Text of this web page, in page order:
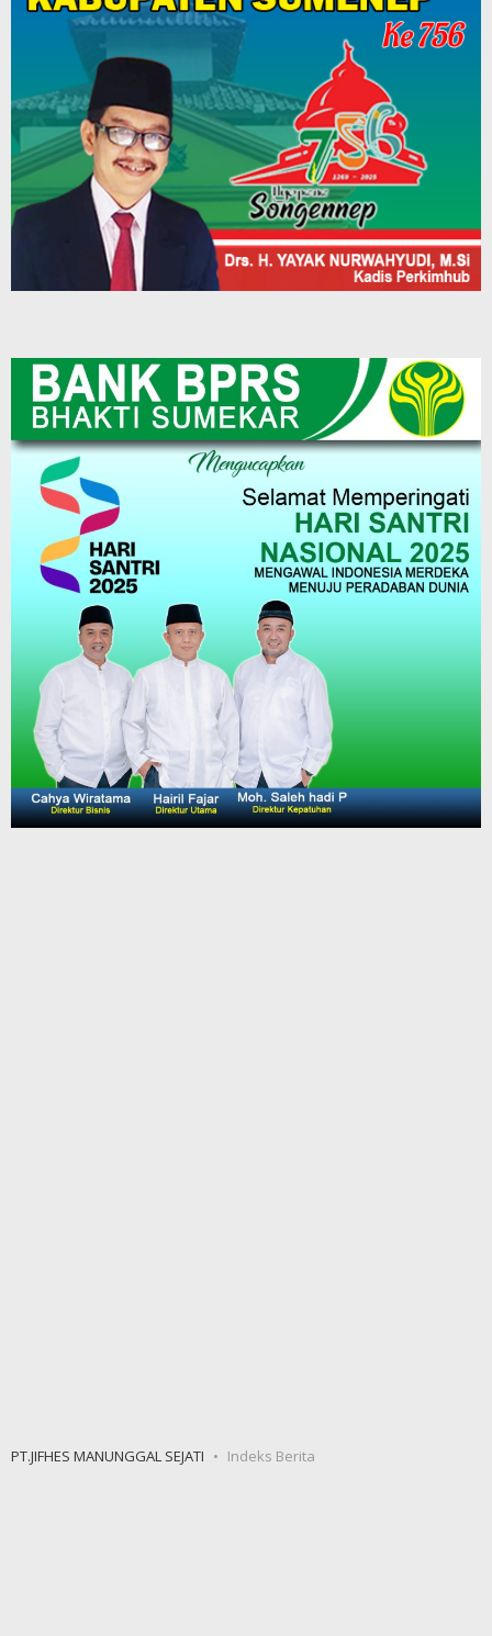
PT.JIFHES MANUNGGAL SEJATI Indeks Berita